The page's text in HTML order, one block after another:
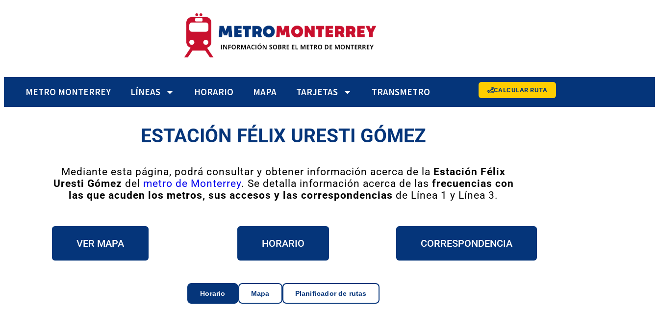
METRO MONTERREY LÍNEAS HORARIO MAPA TARJETAS TRANSMETRO CALCULAR RUTA
ESTACIÓN FÉLIX URESTI GÓMEZ
Mediante esta página, podrá consultar y obtener información acerca de la Estación Félix
Uresti Gómez del metro de Monterrey. Se detalla información acerca de las frecuencias con
las que acuden los metros, sus accesos y las correspondencias de Línea 1 y Línea 3.
VER MAPA HORARIO CORRESPONDENCIA
Horario Mapa Planificador de rutas